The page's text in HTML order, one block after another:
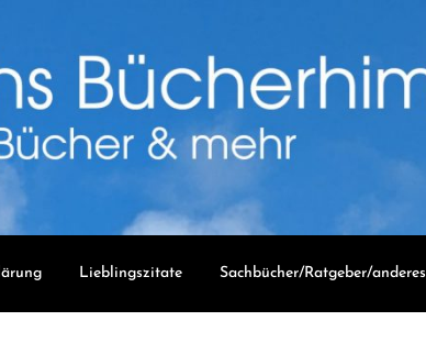
Lieblingszitate Sachbücher/Ratgeber/anderes